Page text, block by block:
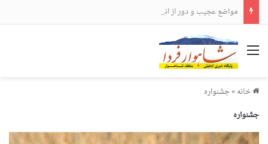
مواضع عجیب و دور از انتظار علی لاریجانی
منو
خانه»جشنواره
جشنواره